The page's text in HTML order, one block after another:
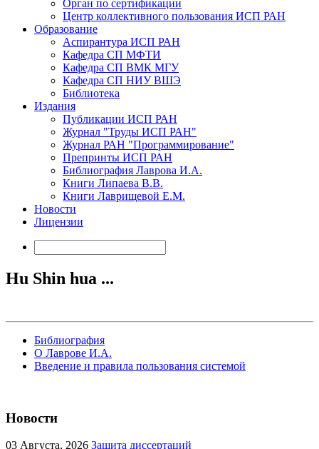
Орган по сертификации
Центр коллективного пользования ИСП РАН
Образование
Аспирантура ИСП РАН
Кафедра СП МФТИ
Кафедра СП ВМК МГУ
Кафедра СП НИУ ВШЭ
Библиотека
Издания
Публикации ИСП РАН
Журнал "Труды ИСП РАН"
Журнал РАН "Программирование"
Препринты ИСП РАН
Библиография Лаврова И.А.
Книги Липаева В.В.
Книги Лаврищевой Е.М.
Новости
Лицензии
Hu Shin hua ...
Библиография
О Лаврове И.А.
Введение и правила пользования системой
Новости
03 Августа, 2026 Защита диссертаций